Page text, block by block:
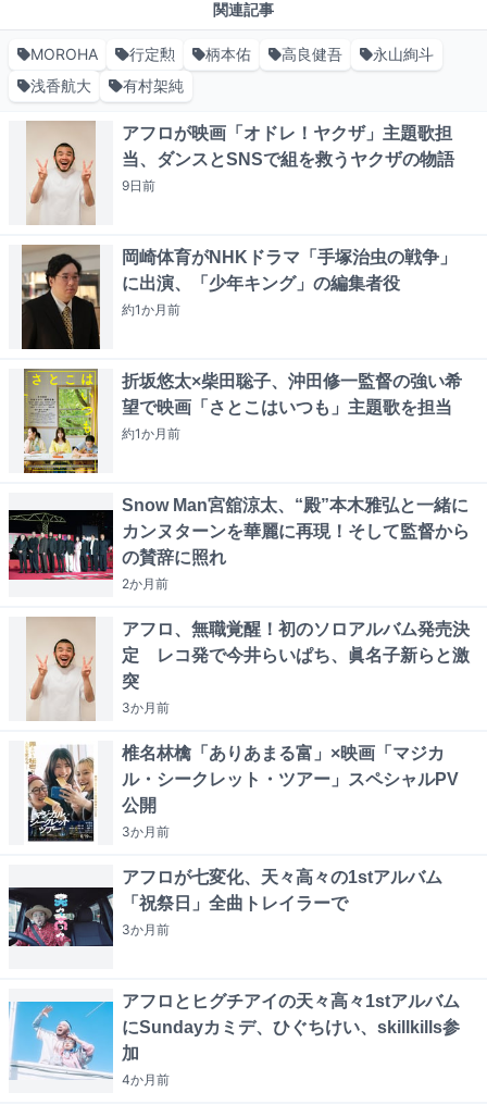
関連記事
MOROHA 行定勲 柄本佑 高良健吾
永山絢斗
浅香航大
有村架純
アフロが映画「オドレ！ヤクザ」主題歌担
当、ダンスとSNSで組を救うヤクザの物語
9日前
岡崎体育がNHKドラマ「手塚治虫の戦争」
に出演、「少年キング」の編集者役
約1か月前
折坂悠太×柴田聡子、沖田修一監督の強い希
望で映画「さとこはいつも」主題歌を担当
約1か月前
Snow Man宮舘涼太、“殿”本木雅弘と一緒に
カンヌターンを華麗に再現！そして監督から
の賛辞に照れ
2か月前
アフロ、無職覚醒！初のソロアルバム発売決
定 レコ発で今井らいぱち、眞名子新らと激
突
3か月前
椎名林檎「ありあまる富」×映画「マジカ
ル・シークレット・ツアー」スペシャルPV
公開
3か月前
アフロが七変化、天々高々の1stアルバム
「祝祭日」全曲トレイラーで
3か月前
アフロとヒグチアイの天々高々1stアルバム
にSundayカミデ、ひぐちけい、skillkills参
加
4か月前